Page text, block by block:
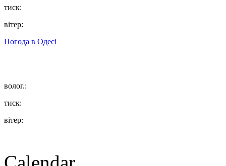
тиск:
вітер:
Погода в Одесі
волог.:
тиск:
вітер: